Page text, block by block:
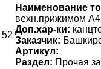
52
Наименование
вехн.прижимом
Доп.хар-ки:
Заказчик:
Артикул:
Раздел: Прочая